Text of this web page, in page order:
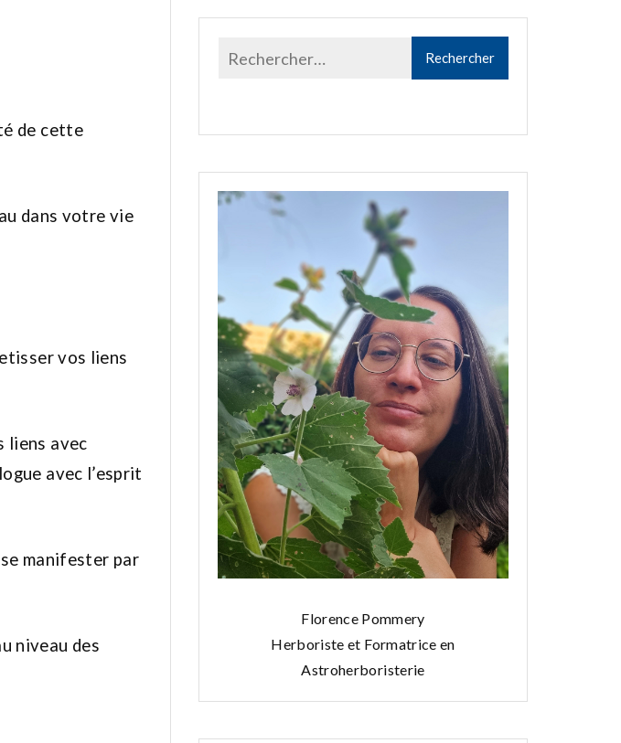
de cette
dans votre vie
vos liens
liens avec
avec l’esprit
manifester par
niveau des
Florence Pommery
Herboriste et Formatrice en
Astroherboristerie